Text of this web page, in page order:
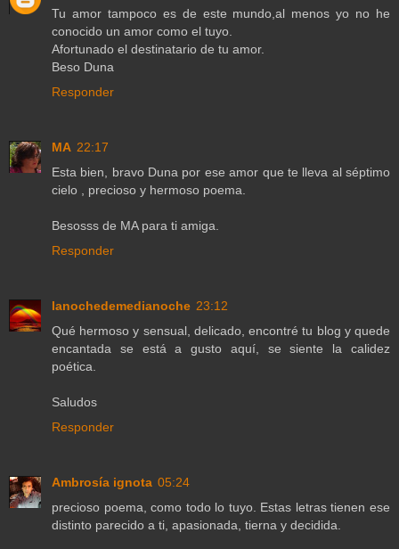
Tu amor tampoco es de este mundo,al menos yo no he
conocido un amor como el tuyo.
Afortunado el destinatario de tu amor.
Beso Duna
Responder
MA 22:17
Esta bien, bravo Duna por ese amor que te lleva al séptimo
cielo , precioso y hermoso poema.
Besosss de MA para ti amiga.
Responder
lanochedemedianoche 23:12
Qué hermoso y sensual, delicado, encontré tu blog y quede
encantada se está a gusto aquí, se siente la calidez
poética.
Saludos
Responder
Ambrosía ignota 05:24
precioso poema, como todo lo tuyo. Estas letras tienen ese
distinto parecido a ti, apasionada, tierna y decidida.